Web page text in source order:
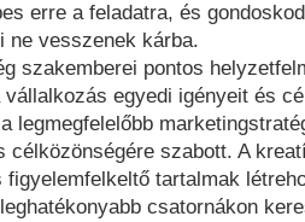
erre a feladatra, és
ne vesszenek kárba.
szakemberei pontos
vállalkozás egyedi igényeit és
legmegfelelőbb
célközönségére szabott. A
figyelemfelkeltő tartalmak
csatornákon